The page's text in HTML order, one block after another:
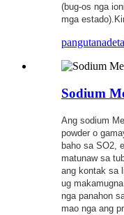
(bug-os nga
mga
pangutana
Sodium
Ang sodium
powder o
baho sa SO2,
matunaw sa
ang kontak sa
ug
nga panahon
mao nga ang